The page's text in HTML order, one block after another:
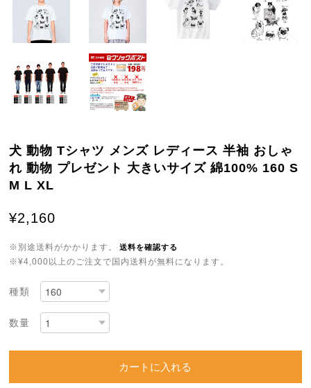
犬 動物 Tシャツ メンズ レディース 半袖 おしゃ
れ 動物 プレゼント 大きいサイズ 綿100% 160 S
M L XL
¥2,160
※別途送料がかかります。 送料を確認する
※¥4,000以上のご注文で国内送料が無料になります。
種類
数量
カートに入れる